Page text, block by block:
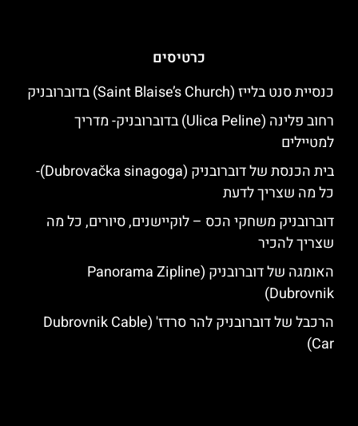
כרטיסים
כנסיית סנט בלייז (Saint Blaise’s Church) בדוברובניק
רחוב פלינה (Ulica Peline) בדוברובניק- מדריך
למטיילים
בית הכנסת של דוברובניק (Dubrovačka sinagoga)-
כל מה שצריך לדעת
דוברובניק משחקי הכס – לוקיישנים, סיורים, כל מה
שצריך להכיר
האומגה של דוברובניק (Panorama Zipline
Dubrovnik)
הרכבל של דוברובניק להר סרדז' (Dubrovnik Cable
Car)